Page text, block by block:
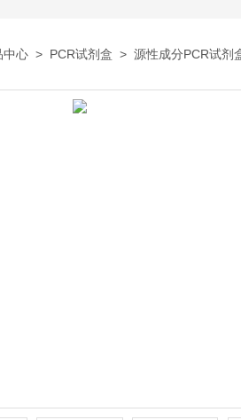
中心 > PCR试剂盒 > 源性成分PCR试剂